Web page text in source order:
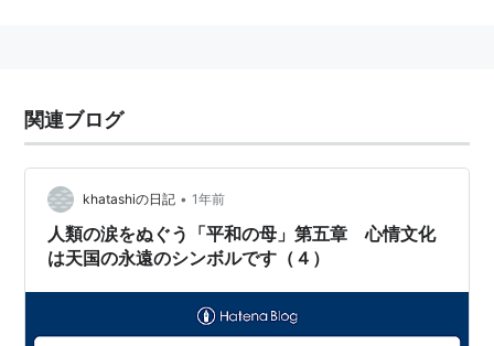
関連ブログ
khatashiの日記 • 1年前
人類の涙をぬぐう「平和の母」第五章 心情文化
は天国の永遠のシンボルです（４）